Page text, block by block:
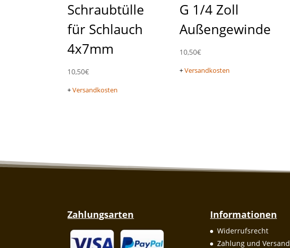
Schraubtülle
für Schlauch
4x7mm
10,50€
+Versandkosten
G 1/4 Zoll
Außengewinde
10,50€
+Versandkosten
Zahlungsarten Informationen
Widerrufsrecht
Zahlung und Versand